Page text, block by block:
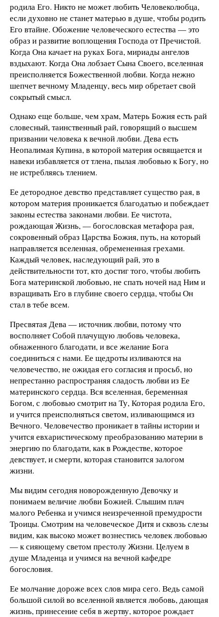
родила Его. Никто не может любить Человеколюбца,
если духовно не станет матерью в душе, чтобы родить
Его втайне. Обожение человеческого естества — это
образ и развитие воплощения Господа от Пречистой.
Когда Она качает на руках Бога, мириады ангелов
вздыхают. Когда Она лобзает Сына Своего, вселенная
преисполняется Божественной любви. Когда нежно
шепчет вечному Младенцу, весь мир обретает свой
сокрытый смысл.
Однако еще больше, чем храм, Матерь Божия есть рай
словесный, таинственный рай, говорящий о высшем
призвании человека к вечной любви. Дева есть
Неопалимая Купина, в которой материя освящается и
навеки избавляется от тлена, пылая любовью к Богу, но
не истребляясь тлением.
Ее детородное девство представляет существо рая, в
котором материя проникается благодатью и побеждает
законы естества законами любви. Ее чистота,
рождающая Жизнь, — богословская метафора рая,
сокровенный образ Царства Божия, путь, на который
направляется вселенная, обремененная грехами.
Каждый человек, наследующий рай, это в
действительности тот, кто достиг того, чтобы любить
Бога материнской любовью, не спать ночей над Ним и
взращивать Его в глубине своего сердца, чтобы Он
стал в тебе всем.
Пресвятая Дева — источник любви, потому что
восполняет Собой плачущую любовь человека,
обнаженного благодати, и все желание Бога
соединиться с нами. Ее щедроты изливаются на
человечество, не ожидая его согласия и просьб, но
непрестанно распространяя сладость любви из Ее
материнского сердца. Вся вселенная, беременная
Богом, с любовью смотрит на Ту, Которая родила Его,
и учится преисполняться светом, изливающимся из
Вечного. Человечество проникает в тайны истории и
учится евхаристическому преобразованию материи в
энергию по благодати, как в Рождестве, которое
девствует, и смерти, которая становится залогом
жизни.
Мы видим сегодня новорожденную Девочку и
понимаем величие любви Божией. Слышим плач
малого Ребенка и учимся неизреченной премудрости
Троицы. Смотрим на человеческое Дитя и сквозь слезы
видим, как высоко может вознестись человек любовью
— к сияющему светом престолу Жизни. Целуем в
душе Младенца и учимся на вечной кафедре
богословия.
Ее молчание дороже всех слов мира сего. Ведь самой
большой силой во вселенной является любовь, дающая
жизнь, принесение себя в жертву, которое рождает